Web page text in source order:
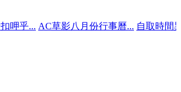
AC草影八月份行事曆... 自取時間異動說明